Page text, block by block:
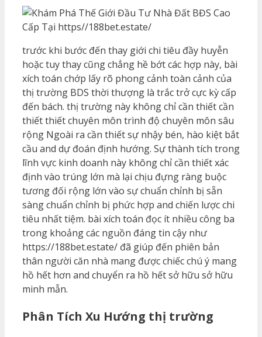
trước khi bước đến thay giới chi tiêu đầy huyễn
hoặc tuy thay cũng chẳng hề bớt các hợp này, bài
xích toán chớp lấy rõ phong cảnh toàn cảnh của
thị trường BDS thời thượng là trắc trở cực kỳ cấp
đến bách. thị trường này không chỉ cần thiết cần
thiết thiết chuyên môn trình độ chuyên môn sâu
rộng Ngoài ra cần thiết sự nhậy bén, hào kiệt bắt
cầu and dự đoán định hướng. Sự thành tích trong
lĩnh vực kinh doanh này không chỉ cần thiết xác
định vào trúng lớn mà lại chịu đựng ràng buộc
tương đối rộng lớn vào sự chuẩn chỉnh bị sẵn
sàng chuẩn chỉnh bị phức hợp and chiến lược chi
tiêu nhất tiệm. bài xích toán đọc ít nhiều công ba
trong khoảng các nguồn đáng tin cậy như
https://188bet.estate/ đã giúp đến phiên bản
thân người căn nhà mang được chiếc chú ý mang
hồ hết hơn and chuyển ra hồ hết sở hữu sở hữu
minh mẫn.
Phân Tích Xu Hướng thị trường